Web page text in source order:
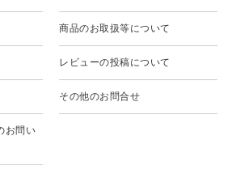
商品のお取扱等について
レビューの投稿について
その他のお問合せ
お問い